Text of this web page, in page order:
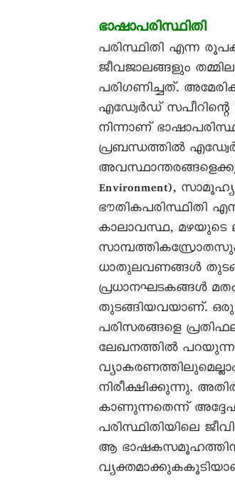
ഭാഷാപരിസ്ഥിതി
പരിസ്ഥിതി എന്ന
ജീവജാലങ്ങളും
പരിഗണിച്ചത്.
എഡ്വേർഡ് സപീറിന്റെ
നിന്നാണ്
പ്രബന്ധത്തിൽ
Environment),
ഭൗതികപരിസ്ഥിതി
കാലാവസ്ഥ, മഴയുടെ
ധാതുലവണങ്ങൾ
പ്രധാനഘടകങ്ങൾ
തുടങ്ങിയവയാണ്.
പരിസരങ്ങളെ
ലേഖനത്തിൽ
നിരീക്ഷിക്കുന്നു.
കാണുന്നതെന്ന്
പരിസ്ഥിതിയിലെ
ആ ഭാഷകസമൂഹത്തിന്